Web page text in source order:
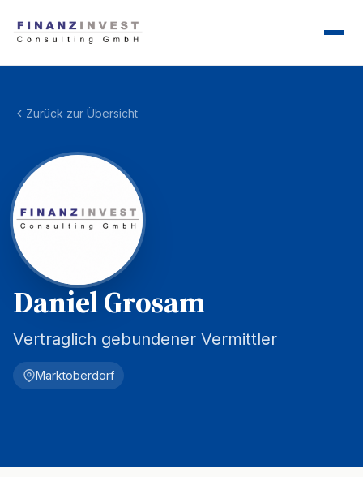
Zurück zur Übersicht
Daniel Grosam
Vertraglich gebundener Vermittler
Marktoberdorf